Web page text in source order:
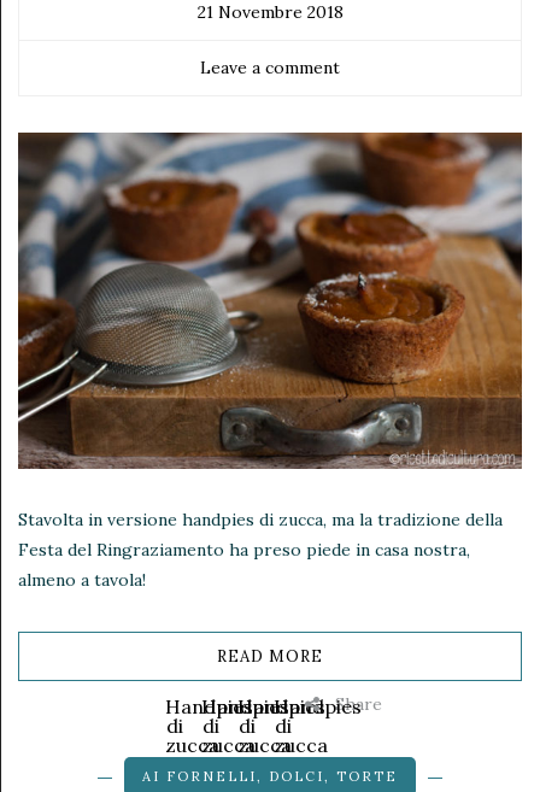
21 Novembre 2018
Leave a comment
Stavolta in versione handpies di zucca, ma la tradizione della
Festa del Ringraziamento ha preso piede in casa nostra,
almeno a tavola!
READ MORE
Share
Handpies
di
zucca
nuova
Handpies
di
zucca
nuova
Handpies
di
zucca
nuova
Handpies
di
zucca
nuova
AI FORNELLI, DOLCI, TORTE